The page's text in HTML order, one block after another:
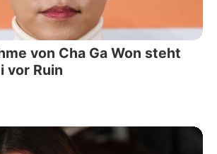
von Cha Ga Won steht
vor Ruin